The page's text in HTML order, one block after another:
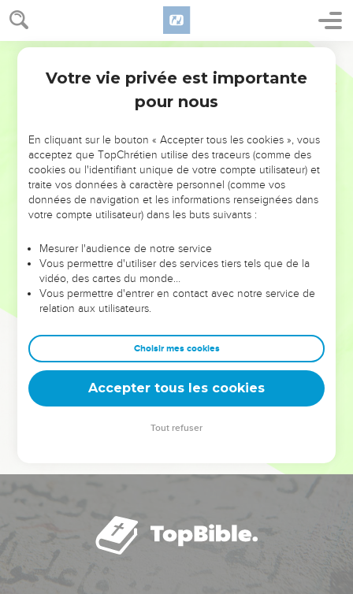
NE MANQUEZ PAS L’ÉVÉNEMENT
DE L’ANNÉE !
ET SI LEURS ERREURS POUVAIENT VOUS ÉVITER LES
VOTRES ?
leur foi ou leur vision. Mais on voit moins les doutes, les erreurs
et les saisons difficiles qu'ils ont traversés, alors même que ce
sont elles qui les ont façonnés.
Dans cette conférence, leaders, entrepreneurs, et responsables
clés pour avancer avec plus de sagesse afin que leurs erreurs
deviennent vos tremplins. Que vous guidiez un ministère, une
équipe, un groupe ou une famille, leur expérience est faite
Votre vie privée est importante
pour nous
En cliquant sur le bouton « Accepter tous les cookies », vous
acceptez que TopChrétien utilise des traceurs (comme des
cookies ou l'identifiant unique de votre compte utilisateur) et
traite vos données à caractère personnel (comme vos
données de navigation et les informations renseignées dans
votre compte utilisateur) dans les buts suivants :
Mesurer l'audience de notre service
Vous permettre d'utiliser des services tiers tels que de la
vidéo, des cartes du monde…
Vous permettre d'entrer en contact avec notre service de
relation aux utilisateurs.
Choisir mes cookies
Accepter tous les cookies
Tout refuser